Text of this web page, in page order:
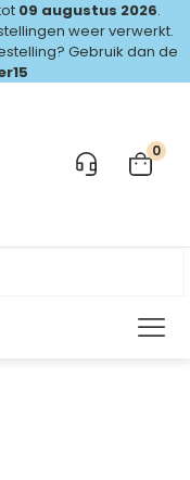
09 augustus 2026.
weer verwerkt.
Gebruik dan de
0